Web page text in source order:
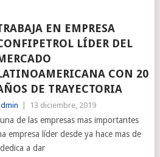
EN EMPRESA
LÍDER DEL
CON 20
DE TRAYECTORIA
13 diciembre, 2019
de las empresas mas importantes
empresa líder desde ya hace mas de
a dar